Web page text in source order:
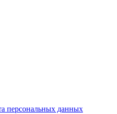
персональных данных